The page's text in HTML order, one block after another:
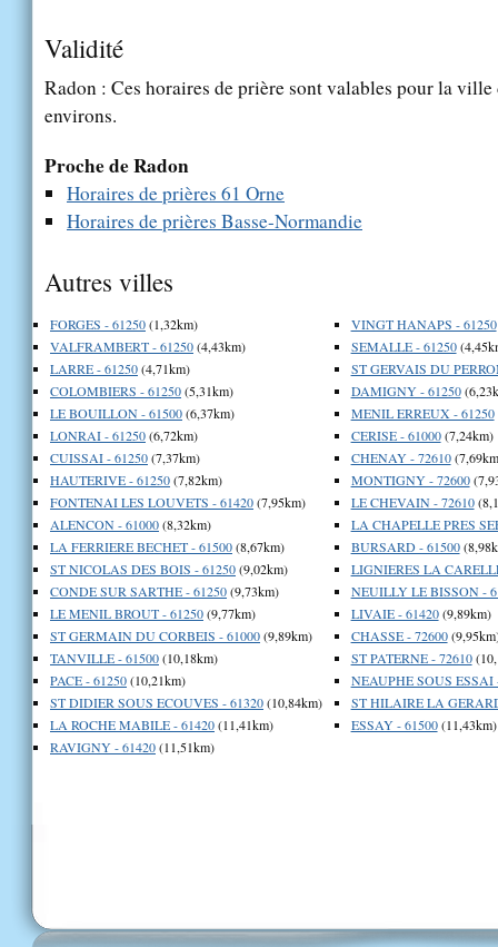
Validité
Radon : Ces horaires de prière sont valables pour la
environs.
Proche de Radon
Horaires de prières 61 Orne
Horaires de prières Basse-Normandie
Autres villes
FORGES - 61250(1,32km)
VALFRAMBERT - 61250(4,43km)
LARRE - 61250(4,71km)
COLOMBIERS - 61250(5,31km)
LE BOUILLON - 61500(6,37km)
LONRAI - 61250(6,72km)
CUISSAI - 61250(7,37km)
HAUTERIVE - 61250(7,82km)
FONTENAI LES LOUVETS - 61420(7,95km)
ALENCON - 61000(8,32km)
LA FERRIERE BECHET - 61500(8,67km)
ST NICOLAS DES BOIS - 61250(9,02km)
CONDE SUR SARTHE - 61250(9,73km)
LE MENIL BROUT - 61250(9,77km)
ST GERMAIN DU CORBEIS - 61000(9,89km)
TANVILLE - 61500(10,18km)
PACE - 61250(10,21km)
ST DIDIER SOUS ECOUVES - 61320(10,84km)
LA ROCHE MABILE - 61420(11,41km)
RAVIGNY - 61420(11,51km)
VINGT HANAPS - 61250
SEMALLE - 61250
ST GERVAIS DU
DAMIGNY - 61250
MENIL ERREUX - 61250
CERISE - 61000(7,24km)
CHENAY - 72610
MONTIGNY - 72600
LE CHEVAIN - 72610
LA CHAPELLE PRES
BURSARD - 61500
LIGNIERES LA
NEUILLY LE BISSON -
LIVAIE - 61420(9,89km)
CHASSE - 72600
ST PATERNE - 72610
NEAUPHE SOUS ESSAI
ST HILAIRE LA
ESSAY - 61500(11,43km)